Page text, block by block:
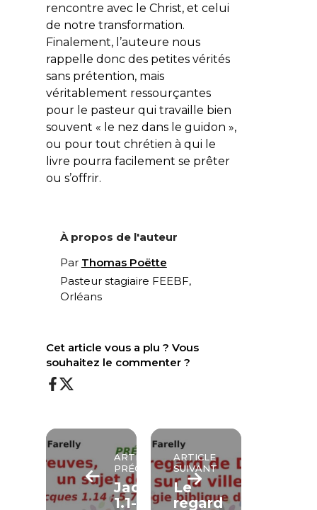
rencontre avec le Christ, et celui
de notre transformation.
Finalement, l’auteure nous
rappelle donc des petites vérités
sans prétention, mais
véritablement ressourçantes
pour le pasteur qui travaille bien
souvent « le nez dans le guidon »,
ou pour tout chrétien à qui le
livre pourra facilement se prêter
ou s’offrir.
À propos de l'auteur
Par Thomas Poëtte
Pasteur stagiaire FEEBF,
Orléans
Cet article vous a plu ? Vous
souhaitez le commenter ?
ARTICLE
PRÉCÉDENT
Jacques
1.1-
ARTICLE
SUIVANT
Le
regard